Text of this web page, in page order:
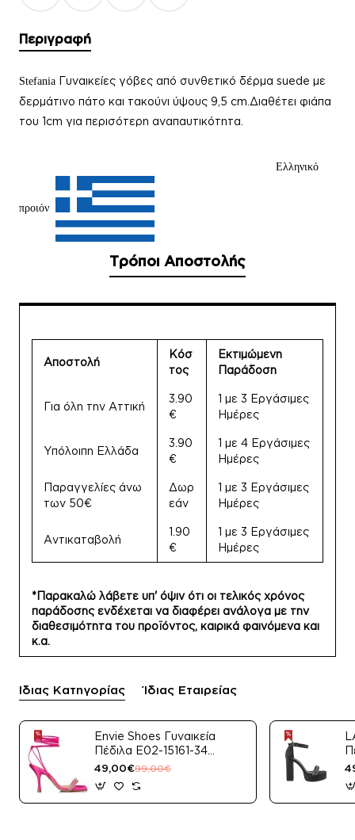
Περιγραφή
Stefania Γυναικείες γόβες από συνθετικό δέρμα suede με
δερμάτινο πάτο και τακούνι ύψους 9,5 cm.Διαθέτει φιάπα
του 1cm για περισότερη αναπαυτικότητα.
Ελληνικό
προιόν
Τρόποι Αποστολής
Αποστολή
Κόσ
τος
Εκτιμώμενη
Παράδοση
Για όλη την Αττική
3.90
€
1 με 3 Εργάσιμες
Ημέρες
Υπόλοιπη Ελλάδα
3.90
€
1 με 4 Εργάσιμες
Ημέρες
Παραγγελίες άνω
των 50€
Δωρ
εάν
1 με 3 Εργάσιμες
Ημέρες
Αντικαταβολή
1.90
€
1 με 3 Εργάσιμες
Ημέρες
*Παρακαλώ λάβετε υπ' όψιν ότι οι τελικός χρόνος
παράδοσης ενδέχεται να διαφέρει ανάλογα με την
διαθεσιμότητα του προϊόντος, καιρικά φαινόμενα και
κ.α.
Ίδιας Κατηγορίας Ίδιας Εταιρείας
Envie Shoes Γυναικεία
Πέδιλα E02-15161-34
Μαύρο Satin
49,00€99,00€